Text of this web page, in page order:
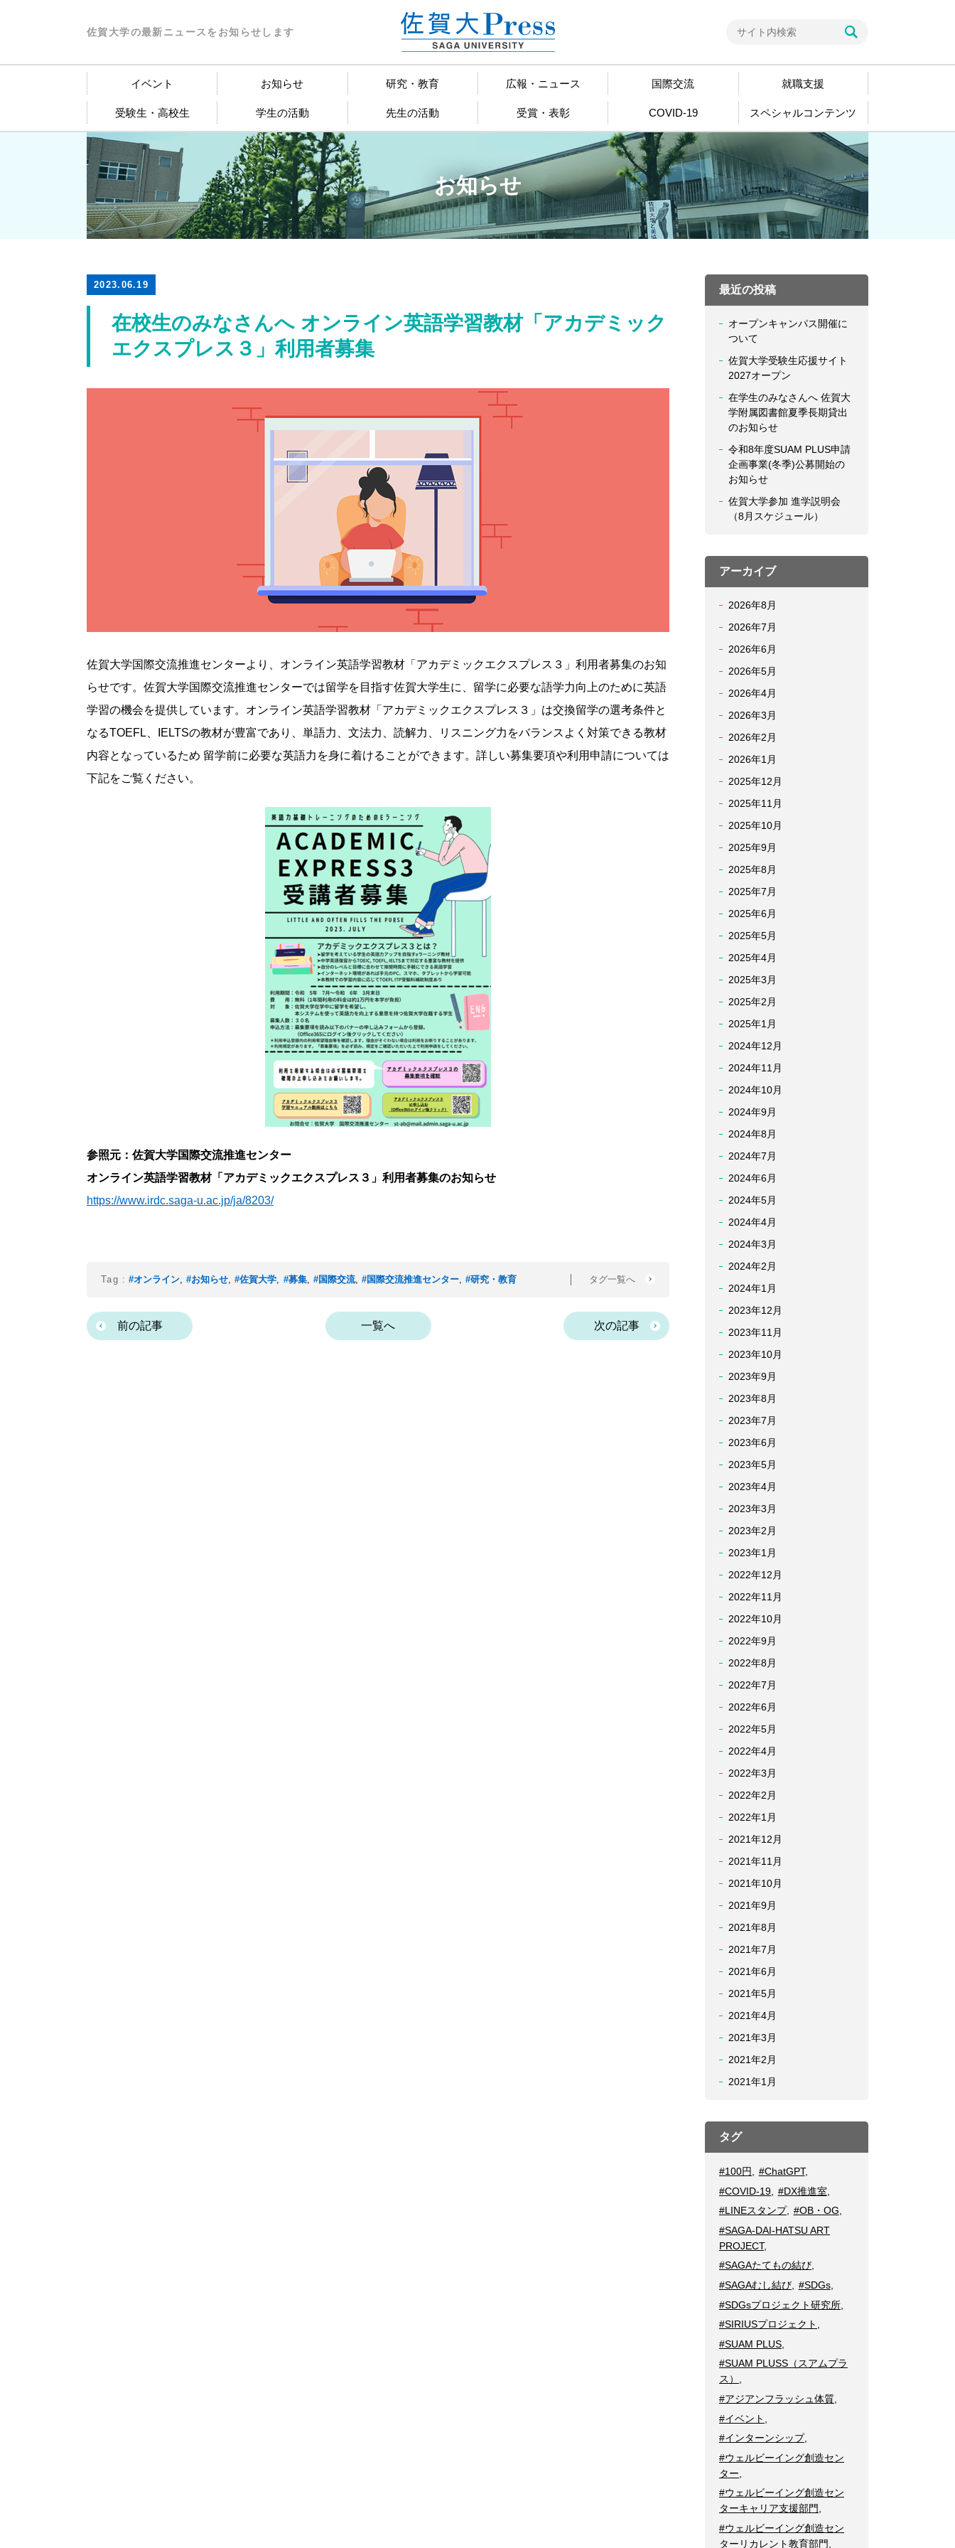
佐賀大学の最新ニュースをお知らせします
イベント お知らせ 研究・教育 広報・ニュース 国際交流 就職支援
受験生・高校生 学生の活動 先生の活動 受賞・表彰 COVID-19 スペシャルコンテンツ
お知らせ
2023.06.19
在校生のみなさんへ オンライン英語学習教材「アカデミック
エクスプレス３」利用者募集
佐賀大学国際交流推進センターより、オンライン英語学習教材「アカデミックエクスプレス３」利用者募集のお知
らせです。佐賀大学国際交流推進センターでは留学を目指す佐賀大学生に、留学に必要な語学力向上のために英語
学習の機会を提供しています。オンライン英語学習教材「アカデミックエクスプレス３」は交換留学の選考条件と
なるTOEFL、IELTSの教材が豊富であり、単語力、文法力、読解力、リスニング力をバランスよく対策できる教材
内容となっているため 留学前に必要な英語力を身に着けることができます。詳しい募集要項や利用申請については
下記をご覧ください。
参照元：佐賀大学国際交流推進センター
オンライン英語学習教材「アカデミックエクスプレス３」利用者募集のお知らせ
https://www.irdc.saga-u.ac.jp/ja/8203/
Tag : #オンライン, #お知らせ, #佐賀大学, #募集, #国際交流, #国際交流推進センター, #研究・教育 タグ一覧へ
前の記事 一覧へ 次の記事
最近の投稿
オープンキャンパス開催に
ついて
佐賀大学受験生応援サイト
2027オープン
在学生のみなさんへ 佐賀大
学附属図書館夏季長期貸出
のお知らせ
令和8年度SUAM PLUS申請
企画事業(冬季)公募開始の
お知らせ
佐賀大学参加 進学説明会
（8月スケジュール）
アーカイブ
2026年8月
2026年7月
2026年6月
2026年5月
2026年4月
2026年3月
2026年2月
2026年1月
2025年12月
2025年11月
2025年10月
2025年9月
2025年8月
2025年7月
2025年6月
2025年5月
2025年4月
2025年3月
2025年2月
2025年1月
2024年12月
2024年11月
2024年10月
2024年9月
2024年8月
2024年7月
2024年6月
2024年5月
2024年4月
2024年3月
2024年2月
2024年1月
2023年12月
2023年11月
2023年10月
2023年9月
2023年8月
2023年7月
2023年6月
2023年5月
2023年4月
2023年3月
2023年2月
2023年1月
2022年12月
2022年11月
2022年10月
2022年9月
2022年8月
2022年7月
2022年6月
2022年5月
2022年4月
2022年3月
2022年2月
2022年1月
2021年12月
2021年11月
2021年10月
2021年9月
2021年8月
2021年7月
2021年6月
2021年5月
2021年4月
2021年3月
2021年2月
2021年1月
タグ
#100円 #ChatGPT,
#COVID-19
#DX推進室
#LINEスタンプ, #OB・OG
#SAGA-DAI-HATSU ART
PROJECT,
#SAGAたてもの結び,
#SAGAむし結び
#SDGs,
#SDGsプロジェクト研究所
#SIRIUSプロジェクト
#SUAM PLUS
#SUAM PLUSS（スアムプラ
ス） ,
#アジアンフラッシュ体質
#イベント
#インターンシップ,
#ウェルビーイング創造セン
ター
#ウェルビーイング創造セン
ターキャリア支援部門,
#ウェルビーイング創造セン
ターリカレント教育部門